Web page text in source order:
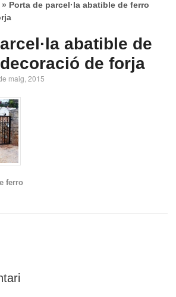
» Porta de parcel·la abatible de ferro
abatible de
de forja
maig, 2015
ferro